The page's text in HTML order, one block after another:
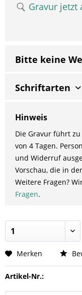
Gravur jetzt
Bitte keine
Schriftarten
Hinweis
Die Gravur führt
von 4 Tagen.
und Widerruf
Vorschau, die in
Weitere Fragen?
Fragen.
Merken
Artikel-Nr.: